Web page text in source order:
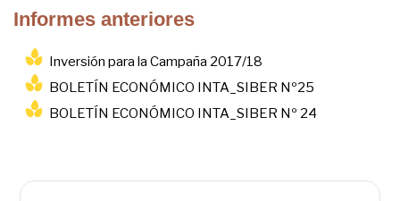
Informes anteriores
Inversión para la Campaña 2017/18
BOLETÍN ECONÓMICO INTA_SIBER Nº25
BOLETÍN ECONÓMICO INTA_SIBER Nº 24